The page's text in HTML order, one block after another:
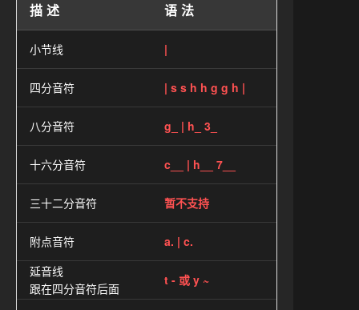
描述 语法
小节线 |
四分音符 | s s h h g g h |
八分音符 g_ | h_ 3_
十六分音符 c__ | h__ 7__
三十二分音符 暂不支持
附点音符
a. | c.
延音线
跟在四分音符后面
t - 或 y ~